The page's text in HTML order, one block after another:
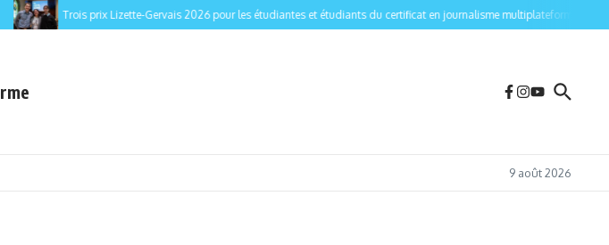
Trois prix Lizette-Gervais 2026 pour les étudiantes et étudiants du certificat en journalisme multiplateforme de
9 août 2026